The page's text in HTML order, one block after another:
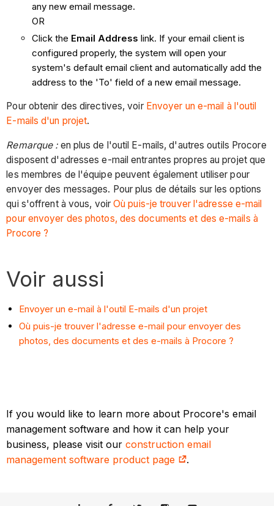
any new email message.
OR
Click the Email Address link. If your email client is
configured properly, the system will open your
system's default email client and automatically add the
address to the 'To' field of a new email message.
Pour obtenir des directives, voir Envoyer un e-mail à l'outil
E-mails d'un projet.
Remarque : en plus de l'outil E-mails, d'autres outils Procore
disposent d'adresses e-mail entrantes propres au projet que
les membres de l'équipe peuvent également utiliser pour
envoyer des messages. Pour plus de détails sur les options
qui s'offrent à vous, voirOù puis-je trouver l'adresse e-mail
pour envoyer des photos, des documents et des e-mails à
Procore ?
Voir aussi
Envoyer un e-mail à l'outil E-mails d'un projet
Où puis-je trouver l'adresse e-mail pour envoyer des
photos, des documents et des e-mails à Procore ?
If you would like to learn more about Procore's email
management software and how it can help your
business, please visit ourconstruction email
management software product page
.